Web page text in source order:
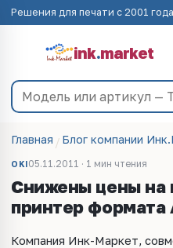
Решения для печати с 2001 года
ink.market
Главная Блог компании
OKI05.11.2011 · 1 мин чтения
Снижены цены на
принтер формата
Компания Инк-Маркет,